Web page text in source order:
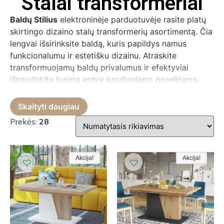
Artisano ąžuolas/Juoda
Artisano ąžuolas/smėlinė
Auksinis ąžuolas
Auksinis ąžuolas/Balta
Auksinis ąžuolas/Juoda
Ąžuolas
Ąžuolas lefkas tamsus
Ąžuolas/Juoda
Ąžuolas/kašmyras
Ąžuolas/smėlio
Balta
Balta/Betonas
Balta/Juoda
Baltas
Baltas marmuras/Balta
Baltas matinis
Betonas
Baldų Stilius elektroninėje parduotuvėje rasite platų
skirtingo dizaino stalų transformerių asortimentą. Čia
lengvai išsirinksite baldą, kuris papildys namus
funkcionalumu ir estetišku dizainu. Atraskite
transformuojamų baldų privalumus ir efektyviai
išnaudokite turimą erdvę kasdieniams poreikiams.
Skaityti daugiau
Prekės: 28
Akcija!
Akcija
Akcija! Akcija!
Akcija
Akcija!